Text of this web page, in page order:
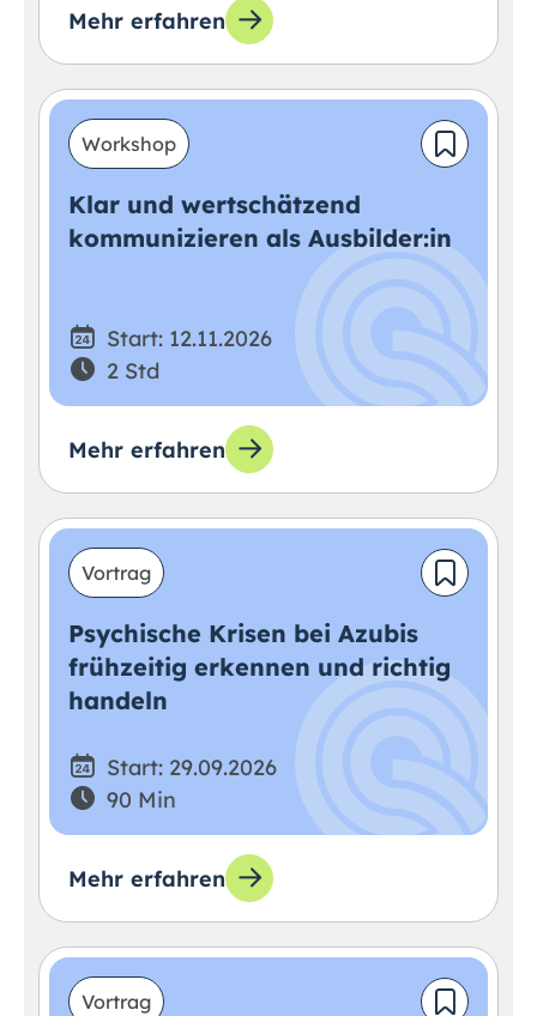
Mehr erfahren
Workshop
Klar und wertschätzend
kommunizieren als Ausbilder:in
Start: 12.11.2026
2 Std
Mehr erfahren
Vortrag
Psychische Krisen bei Azubis
frühzeitig erkennen und richtig
handeln
Start: 29.09.2026
90 Min
Mehr erfahren
Vortrag